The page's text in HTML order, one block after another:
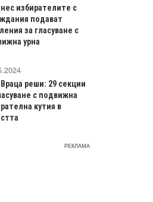
избирателите с
подават
за гласуване с
урна
реши: 29 секции
с подвижна
кутия в
РЕКЛАМА